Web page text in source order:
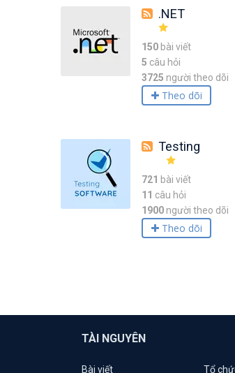
.NET
150 bài viết
5 câu hỏi
3725 người theo dõi
Theo dõi
Testing
721 bài viết
11 câu hỏi
1900 người theo dõi
Theo dõi
TÀI NGUYÊN
Bài viết Tổ